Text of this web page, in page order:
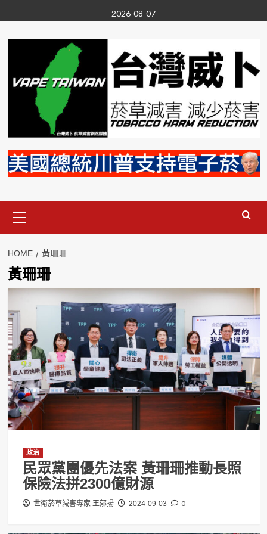
to
content
2026-08-07
Menu
HOME 黃珊珊
黃珊珊
政治
民眾黨團優先法案 黃珊珊推動長照
保險法拼2300億財源
世衛菸草減害專家 王郁揚 2024-09-03 0